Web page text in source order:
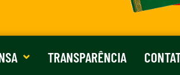
TRANSPARÊNCIA